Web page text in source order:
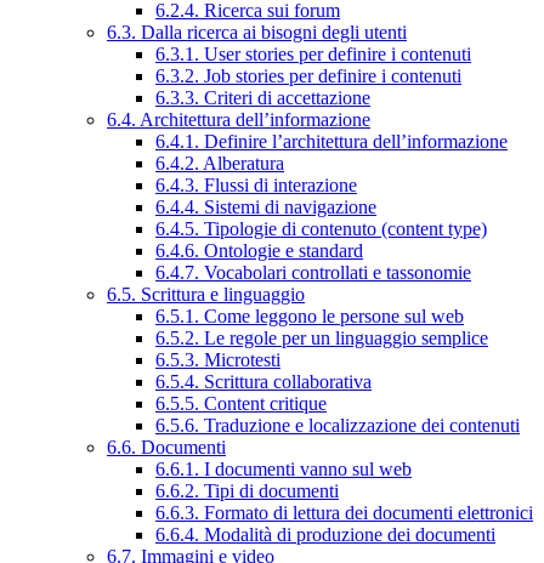
6.2.4. Ricerca sui forum
6.3. Dalla ricerca ai bisogni degli utenti
6.3.1. User stories per definire i contenuti
6.3.2. Job stories per definire i contenuti
6.3.3. Criteri di accettazione
6.4. Architettura dell’informazione
6.4.1. Definire l’architettura dell’informazione
6.4.2. Alberatura
6.4.3. Flussi di interazione
6.4.4. Sistemi di navigazione
6.4.5. Tipologie di contenuto (content type)
6.4.6. Ontologie e standard
6.4.7. Vocabolari controllati e tassonomie
6.5. Scrittura e linguaggio
6.5.1. Come leggono le persone sul web
6.5.2. Le regole per un linguaggio semplice
6.5.3. Microtesti
6.5.4. Scrittura collaborativa
6.5.5. Content critique
6.5.6. Traduzione e localizzazione dei contenuti
6.6. Documenti
6.6.1. I documenti vanno sul web
6.6.2. Tipi di documenti
6.6.3. Formato di lettura dei documenti elettronici
6.6.4. Modalità di produzione dei documenti
6.7. Immagini e video